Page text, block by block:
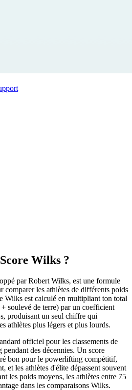
Wilks ?
par Robert Wilks, est une formule
les athlètes de différents poids
Wilks est calculé en multipliant ton total
soulevé de terre) par un coefficient
produisant un seul chiffre qui
athlètes plus légers et plus lourds.
officiel pour les classements de
des décennies. Un score
bon pour le powerlifting compétitif,
et les athlètes d'élite dépassent souvent
les poids moyens, les athlètes entre 75
dans les comparaisons Wilks.